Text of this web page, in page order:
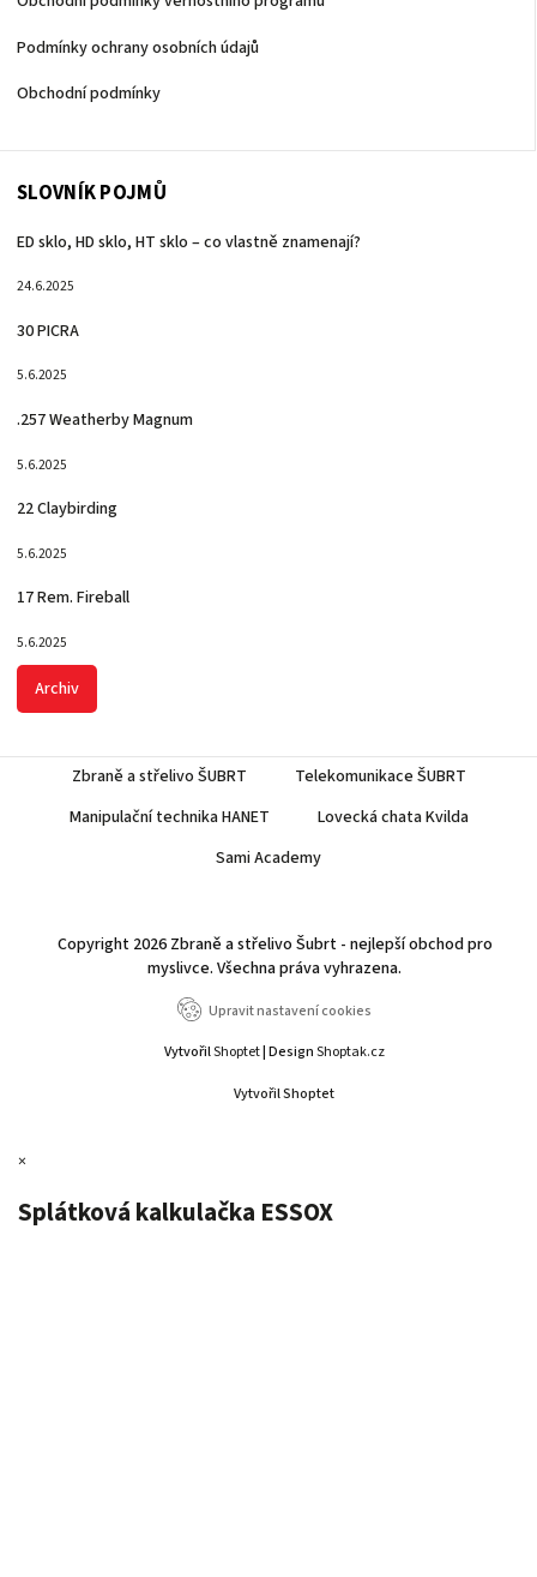
Podmínky ochrany osobních údajů
Obchodní podmínky
SLOVNÍK POJMŮ
ED sklo, HD sklo, HT sklo – co vlastně znamenají?
24.6.2025
30 PICRA
5.6.2025
.257 Weatherby Magnum
5.6.2025
22 Claybirding
5.6.2025
17 Rem. Fireball
5.6.2025
Archiv
Zbraně a střelivo ŠUBRT
Telekomunikace ŠUBRT
Manipulační technika HANET
Lovecká chata Kvilda
Sami Academy
Vytvořil Shoptet
Copyright 2026 Zbraně a střelivo Šubrt - nejlepší obchod pro
myslivce. Všechna práva vyhrazena.
Upravit nastavení cookies
VytvořilShoptet| DesignShoptak.cz
×
Splátková kalkulačka ESSOX